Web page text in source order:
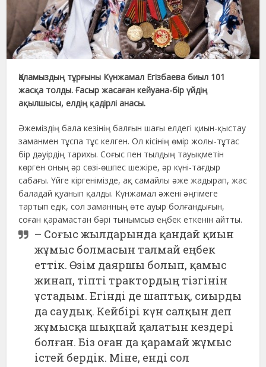
Қаламыздың тұрғыны Күнжамал Егізбаева биыл 101
жасқа толды. Ғасыр жасаған кейуана-бір үйдің
ақылшысы, елдің қадірлі анасы.
Әжеміздің бала кезінің балғын шағы елдегі қиын-қыстау
заманмен тұспа тұс келген. Ол кісінің өмір жолы-тұтас
бір дәуірдің тарихы. Соғыс пен тылдың тауықметін
көрген оның әр сөзі-өшпес шежіре, әр күні-тағдыр
сабағы. Үйге кіргенімізде, ақ самайлы әже жадырап, жас
баладай қуанып қалды. Күнжамал әжені әңгімеге
тартып едік, сол заманның өте ауыр болғандығын,
соған қарамастан бәрі тынымсыз еңбек еткенін айтты.
– Соғыс жылдарында қандай қиын
жұмыс болмасын талмай еңбек
еттік. Өзім даяршы болып, қамыс
жинап, тіпті трактордың тізгінін
ұстадым. Егінді де шаптық, сиырды
да саудық. Кейбірі күн салқын деп
жұмысқа шықпай қалатын кездері
болған. Біз оған да қарамай жұмыс
істей бердік. Міне, енді сол